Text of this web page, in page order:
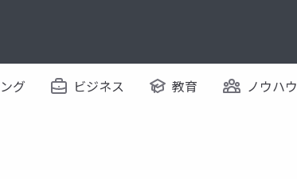
グ ビジネス 教育 ノウハウ